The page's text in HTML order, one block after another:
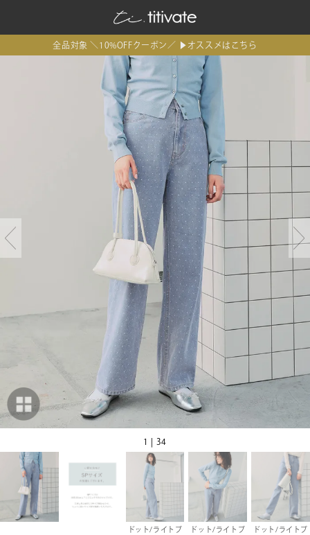
全品対象 ＼10%OFFクーポン／ ▶オススメはこちら
1 | 34
ドット/ライトブ
ドット/ライトブ
ドット/ライトブ